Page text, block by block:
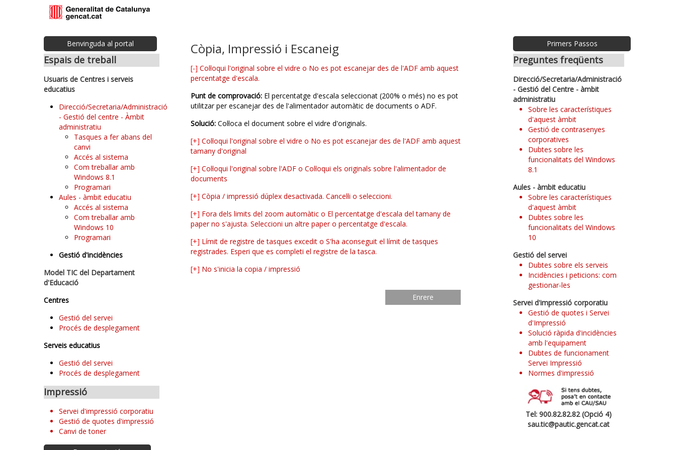
Benvinguda al portal
Espais de treball
Usuaris de Centres i serveis
educatius
Direcció/Secretaria/Administració
- Gestió del centre - Àmbit
administratiu
Tasques a fer abans del
canvi
Accés al sistema
Com treballar amb
Windows 8.1
Programari
Aules - àmbit educatiu
Accés al sistema
Com treballar amb
Windows 10
Programari
Gestió d'incidències
Model TIC del Departament
d'Educació
Centres
Gestió del servei
Procés de desplegament
Serveis educatius
Gestió del servei
Procés de desplegament
Impressió
Servei d'impressió corporatiu
Gestió de quotes d'impressió
Canvi de toner
Còpia, Impressió i Escaneig
[-] Col·loqui l'original sobre el vidre o No es pot escanejar des de l'ADF amb aquest
percentatge d'escala.
Punt de comprovació: El percentatge d'escala seleccionat (200% o més) no es pot
utilitzar per escanejar des de l'alimentador automàtic de documents o ADF.
Solució: Col·loca el document sobre el vidre d'originals.
[+] Col·loqui l'original sobre el vidre o No es pot escanejar des de l'ADF amb aquest
tamany d'original
[+] Col·loqui l'original sobre l'ADF o Col·loqui els originals sobre l'alimentador de
documents
[+] Còpia / impressió dúplex desactivada. Cancel·li o seleccioni.
[+] Fora dels limits del zoom automàtic o El percentatge d'escala del tamany de
paper no s'ajusta. Seleccioni un altre paper o percentatge d'escala.
[+] Límit de registre de tasques excedit o S'ha aconseguit el límit de tasques
registrades. Esperi que es completi el registre de la tasca.
[+] No s'inicia la copia / impressió
Enrere
Primers Passos
Preguntes freqüents
Direcció/Secretaria/Administració
- Gestió del Centre - àmbit
administratiu
Sobre les característiques
d'aquest àmbit
Gestió de contrasenyes
corporatives
Dubtes sobre les
funcionalitats del Windows
8.1
Aules - àmbit educatiu
Sobre les característiques
d'aquest àmbit
Dubtes sobre les
funcionalitats del Windows
10
Gestió del servei
Dubtes sobre els serveis
Incidències i peticions: com
gestionar-les
Servei d'impressió corporatiu
Gestió de quotes i Servei
d'Impressió
Solució ràpida d'incidències
amb l'equipament
Dubtes de funcionament
Servei Impressió
Normes d'impressió
Tel: 900.82.82.82 (Opció 4)
sau.tic@pautic.gencat.cat